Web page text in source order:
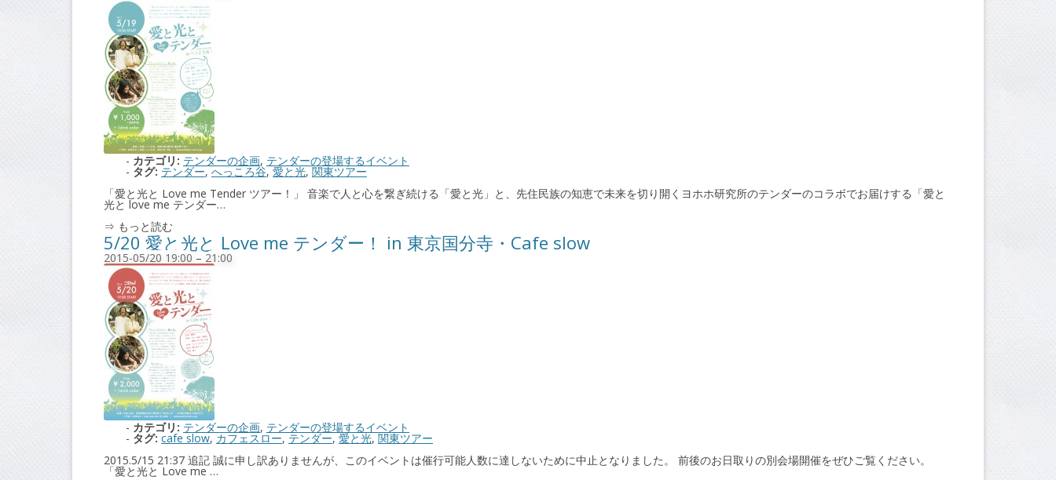
カテゴリ: テンダーの企画, テンダーの登場するイベント
タグ: テンダー,へっころ谷,愛と光,関東ツアー
「愛と光と Love me Tender ツアー！」 音楽で人と心を繋ぎ続ける「愛と光」と、先住民族の知恵で未来を切り開くヨホホ研究所のテンダーのコラボでお届けする「愛と
光と love me テンダー…
⇒ もっと読む
5/20 愛と光と Love me テンダー！ in 東京国分寺・Cafe slow
2015-05/20 19:00 – 21:00
カテゴリ: テンダーの企画, テンダーの登場するイベント
タグ: cafe slow,カフェスロー,テンダー,愛と光,関東ツアー
2015.5/15 21:37 追記 誠に申し訳ありませんが、このイベントは催行可能人数に達しないために中止となりました。 前後のお日取りの別会場開催をぜひご覧ください。
「愛と光と Love me …